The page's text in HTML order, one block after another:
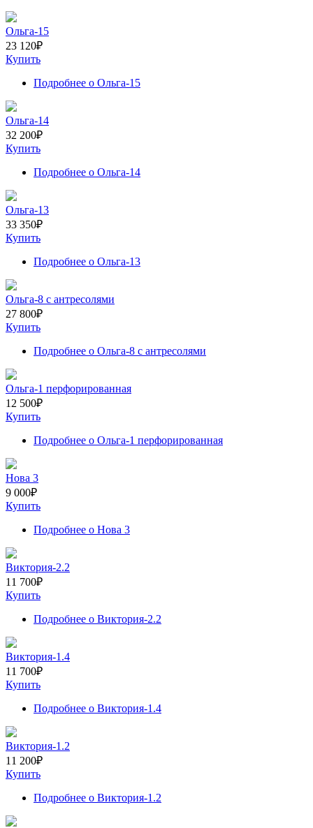
Ольга-15
23 120₽
Купить
Подробнее о Ольга-15
Ольга-14
32 200₽
Купить
Подробнее о Ольга-14
Ольга-13
33 350₽
Купить
Подробнее о Ольга-13
Ольга-8 с антресолями
27 800₽
Купить
Подробнее о Ольга-8 с антресолями
Ольга-1 перфорированная
12 500₽
Купить
Подробнее о Ольга-1 перфорированная
Нова 3
9 000₽
Купить
Подробнее о Нова 3
Виктория-2.2
11 700₽
Купить
Подробнее о Виктория-2.2
Виктория-1.4
11 700₽
Купить
Подробнее о Виктория-1.4
Виктория-1.2
11 200₽
Купить
Подробнее о Виктория-1.2